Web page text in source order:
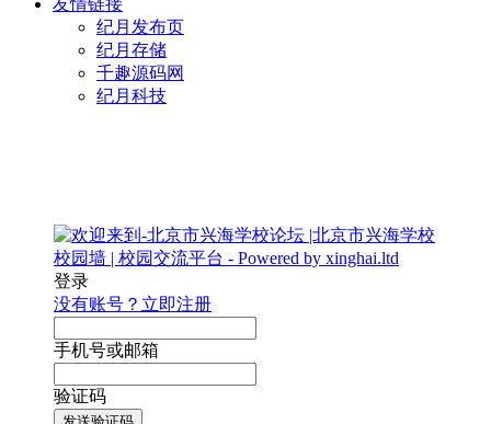
友情链接
纪月发布页
纪月存储
千趣源码网
纪月科技
登录
没有账号？立即注册
手机号或邮箱
验证码